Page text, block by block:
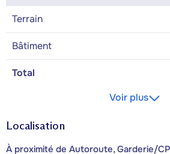
Terrain
Bâtiment
Total
Voir plus
Localisation
À proximité de Autoroute, Garderie/